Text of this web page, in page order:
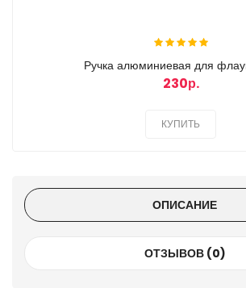
Ручка алюминиевая для
230р.
КУПИТЬ
ОПИСАНИЕ
ОТЗЫВОВ (0)